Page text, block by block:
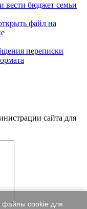
вести бюджет семьи
файл на
переписки
сайта для
cookie для